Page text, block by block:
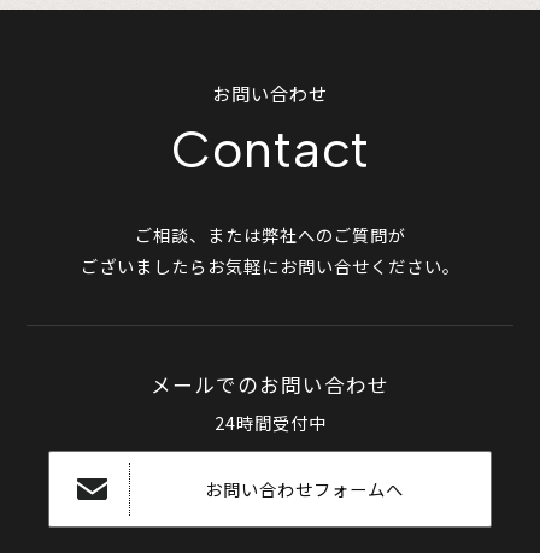
お問い合わせ
Contact
ご相談、または弊社へのご質問が
ございましたらお気軽にお問い合せください。
メールでのお問い合わせ
24時間受付中
お問い合わせフォームへ